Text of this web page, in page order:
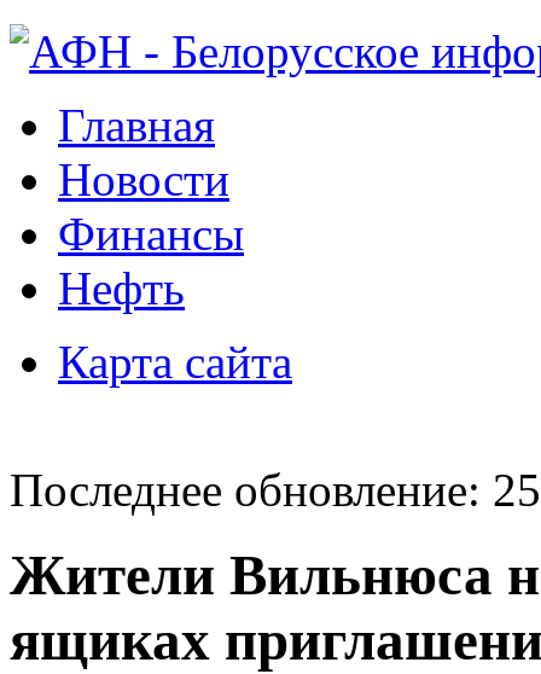
Главная
Новости
Финансы
Нефть
Карта сайта
Последнее обновление:
Жители Вильнюса
ящиках